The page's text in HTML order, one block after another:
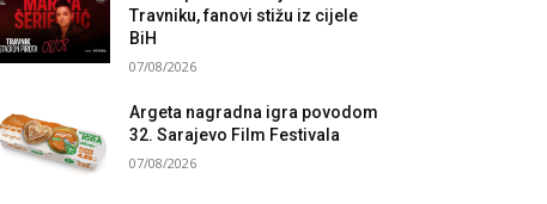
Travniku, fanovi stižu iz cijele
BiH
07/08/2026
Argeta nagradna igra povodom
32. Sarajevo Film Festivala
07/08/2026